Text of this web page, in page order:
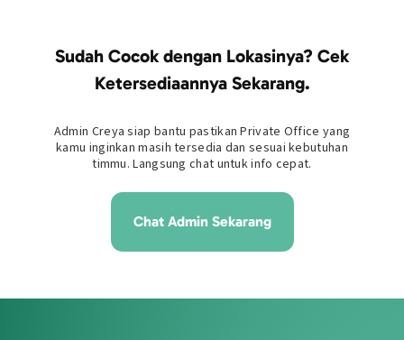
Sudah Cocok dengan Lokasinya? Cek
Ketersediaannya Sekarang.
Admin Creya siap bantu pastikan Private Office yang
kamu inginkan masih tersedia dan sesuai kebutuhan
timmu. Langsung chat untuk info cepat.
Chat Admin Sekarang